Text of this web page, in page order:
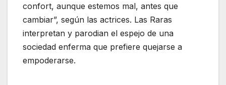
confort, aunque estemos mal, antes que
cambiar”, según las actrices. Las Raras
interpretan y parodian el espejo de una
sociedad enferma que prefiere quejarse a
empoderarse.